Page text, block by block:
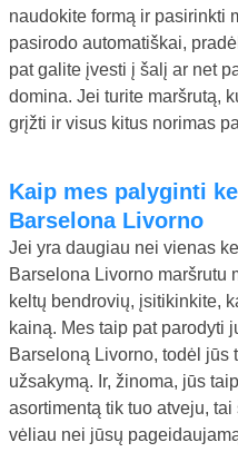
naudokite formą ir pasirinkti
pasirodo automatiškai,
pat galite įvesti į šalį ar net
domina. Jei turite maršrutą,
grįžti ir visus kitus norimas
Kaip mes palyginti keltai, kainas ir laikai
Barselona Livorno
Jei yra daugiau nei vienas
Barselona Livorno maršrutu
keltų bendrovių, įsitikinkite,
kainą. Mes taip pat parodyti
Barseloną Livorno, todėl jūs
užsakymą. Ir, žinoma, jūs
asortimentą tik tuo atveju,
vėliau nei jūsų